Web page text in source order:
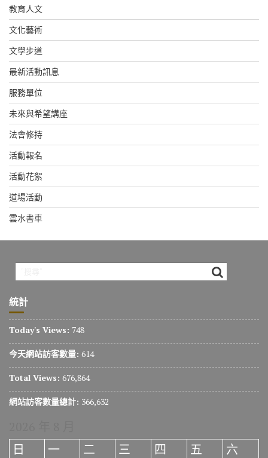
教育人文
文化藝術
文學步道
最新活動訊息
服務單位
未來與希望講座
法會修持
活動報名
活動花絮
道場活動
雲水書車
統計
Today's Views: 748
今天網站訪客數量: 614
Total Views: 676,864
網站訪客數量總計: 366,632
日
一 二 三 四 五
六